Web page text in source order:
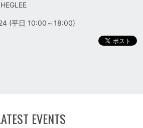
(平日 10:00～18:00)
EVENTS